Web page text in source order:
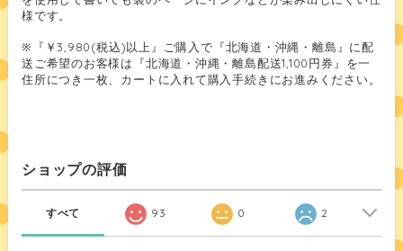
様です。
※『￥3,980(税込)以上』ご購入で『北海道・沖縄・離島』に配
送ご希望のお客様は『北海道・沖縄・離島配送1,100円券』を一
住所につき一枚、カートに入れて購入手続きにお進みください。
ショップの評価
すべて 93 0 2